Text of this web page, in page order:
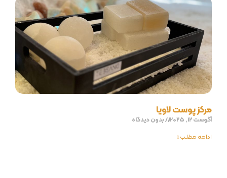
مرکز پوست لاویا
آگوست 12, 2025
بدون دیدگاه
ادامه مطلب »